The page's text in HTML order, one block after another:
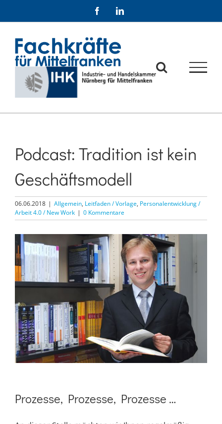
FacebookLinkedIn
Podcast: Tradition ist kein
Geschäftsmodell
06.06.2018 | Allgemein, Leitfaden / Vorlage, Personalentwicklung /
Arbeit 4.0 / New Work | 0 Kommentare
Zeige
grösseres
Bild
Prozesse, Prozesse, Prozesse …